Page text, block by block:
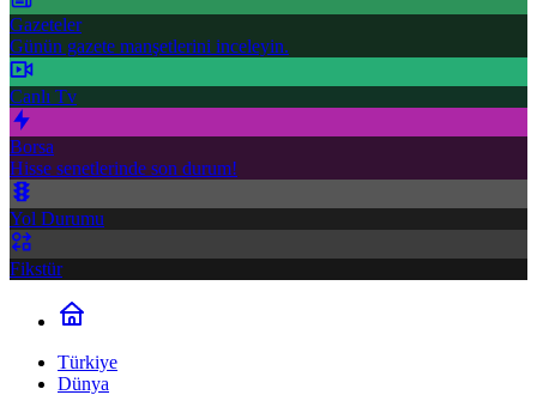
Gazeteler
Günün gazete manşetlerini inceleyin.
Canlı Tv
Borsa
Hisse senetlerinde son durum!
Yol Durumu
Fikstür
Türkiye
Dünya